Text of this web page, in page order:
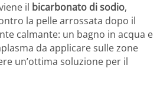
il bicarbonato di sodio,
la pelle arrossata dopo il
calmante: un bagno in acqua e
da applicare sulle zone
un’ottima soluzione per il